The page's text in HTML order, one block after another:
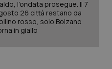
l’ondata prosegue. Il 7
26 città restano da
rosso, solo Bolzano
in giallo